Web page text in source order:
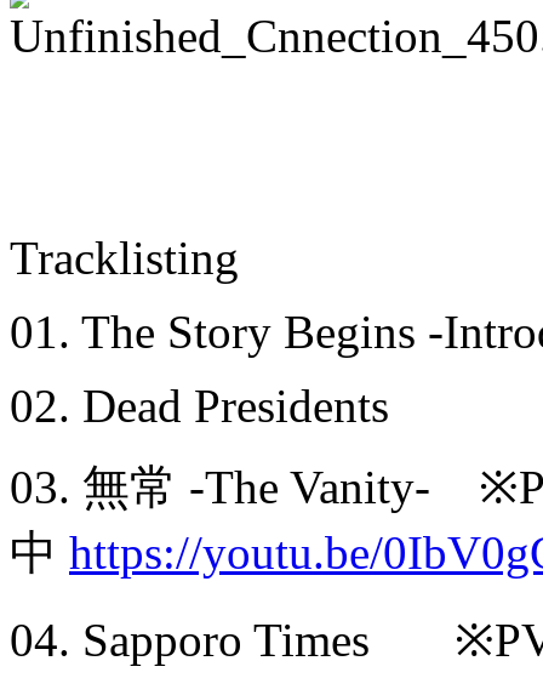
Tracklisting
01. The Story Begins -
02. Dead Presidents
03. 無常 -The Vanity-
中 https://youtu.be/
04. Sapporo Times